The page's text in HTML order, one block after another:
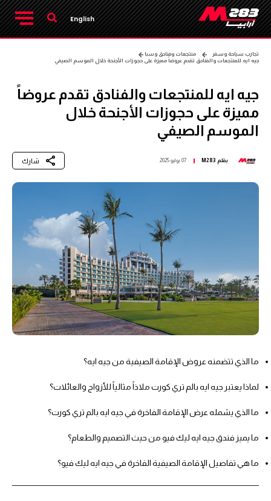
English
تجارب سياحة وسفر
منتجعات وفنادق وسبا
جيه ايه للمنتجعات والفنادق تقدم عروضاً مميزة على حجوزات الأجنحة خلال الموسم الصيفي
جيه ايه للمنتجعات والفنادق تقدم عروضاً
مميزة على حجوزات الأجنحة خلال
الموسم الصيفي
بقلم M283 07 يوليو 2025 شارك
ما الذي تتضمنه عروض الإقامة الصيفية من جيه ايه؟
لماذا يعتبر جيه ايه بالم تري كورت ملاذاً مثالياً للأزواج والعائلات؟
ما الذي يشمله عرض الإقامة الفاخرة في جيه ايه بالم تري كورت؟
ما يميز فندق جيه ايه ليك فيو من حيث التصميم والطعام؟
ما هي تفاصيل الإقامة الصيفية الفاخرة في جيه ايه ليك فيو؟